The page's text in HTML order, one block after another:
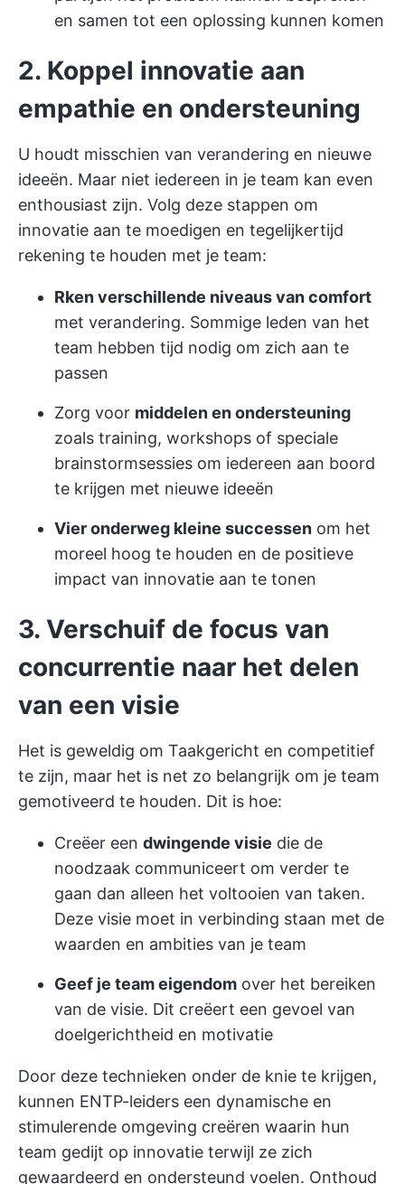
en samen tot een oplossing kunnen komen
2. Koppel innovatie aan
empathie en ondersteuning
U houdt misschien van verandering en nieuwe
ideeën. Maar niet iedereen in je team kan even
enthousiast zijn. Volg deze stappen om
innovatie aan te moedigen en tegelijkertijd
rekening te houden met je team:
Rken verschillende niveaus van comfort
met verandering. Sommige leden van het
team hebben tijd nodig om zich aan te
passen
Zorg voor middelen en ondersteuning
zoals training, workshops of speciale
brainstormsessies om iedereen aan boord
te krijgen met nieuwe ideeën
Vier onderweg kleine successen om het
moreel hoog te houden en de positieve
impact van innovatie aan te tonen
3. Verschuif de focus van
concurrentie naar het delen
van een visie
Het is geweldig om Taakgericht en competitief
te zijn, maar het is net zo belangrijk om je team
gemotiveerd te houden. Dit is hoe:
Creëer een dwingende visie die de
noodzaak communiceert om verder te
gaan dan alleen het voltooien van taken.
Deze visie moet in verbinding staan met de
waarden en ambities van je team
Geef je team eigendom over het bereiken
van de visie. Dit creëert een gevoel van
doelgerichtheid en motivatie
Door deze technieken onder de knie te krijgen,
kunnen ENTP-leiders een dynamische en
stimulerende omgeving creëren waarin hun
team gedijt op innovatie terwijl ze zich
gewaardeerd en ondersteund voelen. Onthoud